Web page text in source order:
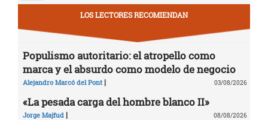
LOS LECTORES RECOMIENDAN
Populismo autoritario: el atropello como
marca y el absurdo como modelo de negocio
Alejandro Marcó del Pont | 03/08/2026
«La pesada carga del hombre blanco II»
Jorge Majfud | 08/08/2026